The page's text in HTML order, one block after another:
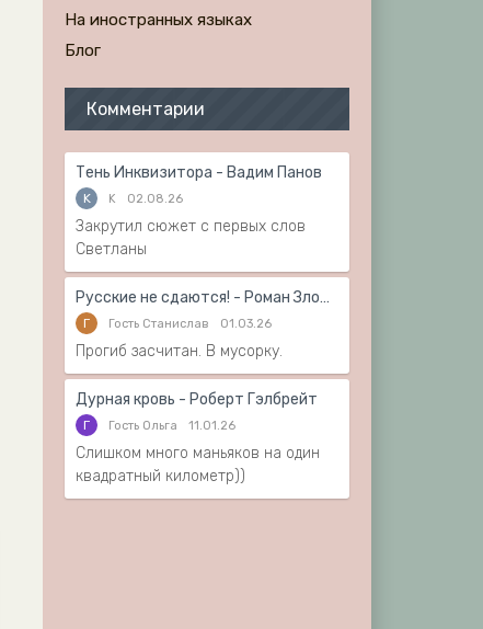
На иностранных языках
Блог
Комментарии
Тень Инквизитора - Вадим Панов
K K 02.08.26
Закрутил сюжет с первых слов
Светланы
Русские не сдаются! - Роман Злотников
Г Гость Станислав 01.03.26
Прогиб засчитан. В мусорку.
Дурная кровь - Роберт Гэлбрейт
Г Гость Ольга 11.01.26
Слишком много маньяков на один
квадратный километр))